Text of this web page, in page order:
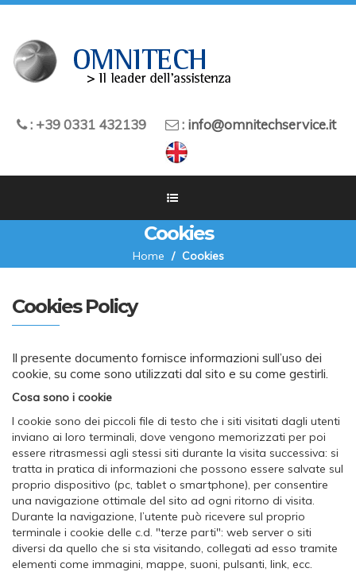
: +39 0331 432139 : info@omnitechservice.it
Cookies
Home Cookies
Cookies Policy
Il presente documento fornisce informazioni sull’uso dei
cookie, su come sono utilizzati dal sito e su come gestirli.
Cosa sono i cookie
I cookie sono dei piccoli file di testo che i siti visitati dagli utenti
inviano ai loro terminali, dove vengono memorizzati per poi
essere ritrasmessi agli stessi siti durante la visita successiva: si
tratta in pratica di informazioni che possono essere salvate sul
proprio dispositivo (pc, tablet o smartphone), per consentire
una navigazione ottimale del sito ad ogni ritorno di visita.
Durante la navigazione, l’utente può ricevere sul proprio
terminale i cookie delle c.d. "terze parti": web server o siti
diversi da quello che si sta visitando, collegati ad esso tramite
elementi come immagini, mappe, suoni, pulsanti, link, ecc.